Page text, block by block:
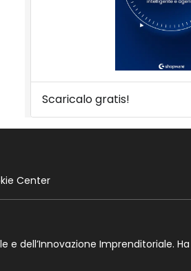
Scaricalo gratis!
Center
dell’Innovazione Imprenditoriale.